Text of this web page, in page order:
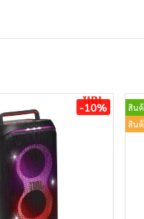
-10%
สิน
สิน